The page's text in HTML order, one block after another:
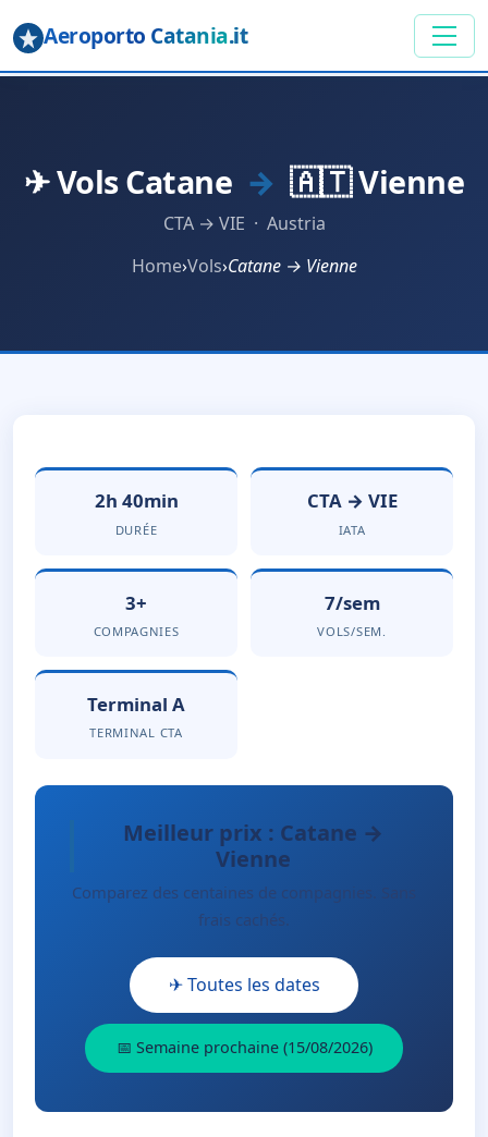
Aeroporto Catania.it
✈ Vols Catane → 🇦🇹 Vienne
CTA → VIE · Austria
Home›Vols›Catane → Vienne
2h 40min
DURÉE
CTA → VIE
IATA
3+
COMPAGNIES
7/sem
VOLS/SEM.
Terminal A
TERMINAL CTA
Meilleur prix : Catane →
Vienne
Comparez des centaines de compagnies. Sans
frais cachés.
✈ Toutes les dates
📅 Semaine prochaine (15/08/2026)